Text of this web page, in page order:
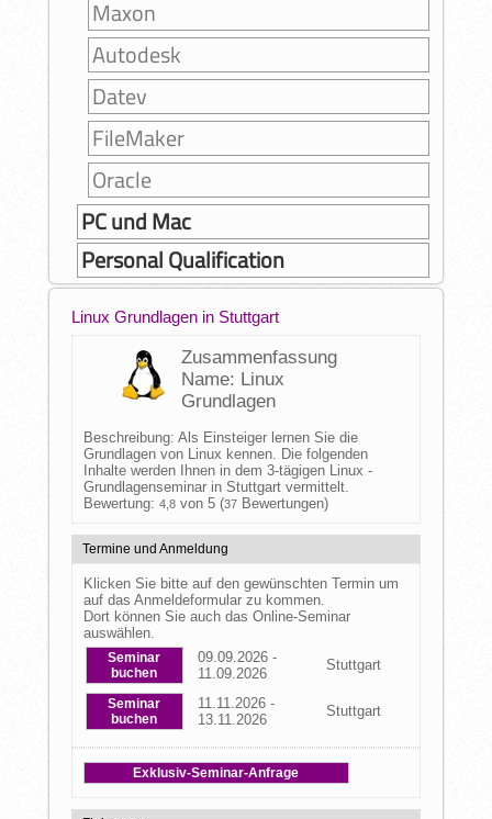
Maxon
Autodesk
Datev
FileMaker
Oracle
PC und Mac
Personal Qualification
Linux Grundlagen in Stuttgart
Zusammenfassung
Name: Linux
Grundlagen
Beschreibung: Als Einsteiger lernen Sie die
Grundlagen von Linux kennen. Die folgenden
Inhalte werden Ihnen in dem 3-tägigen Linux -
Grundlagenseminar in Stuttgart vermittelt.
Bewertung: 4,8von 5 (37Bewertungen)
Termine und Anmeldung
Klicken Sie bitte auf den gewünschten Termin um
auf das Anmeldeformular zu kommen.
Dort können Sie auch das Online-Seminar
auswählen.
Seminar
buchen
09.09.2026 -
11.09.2026
Stuttgart
Seminar
buchen
11.11.2026 -
13.11.2026
Stuttgart
Exklusiv-Seminar-Anfrage